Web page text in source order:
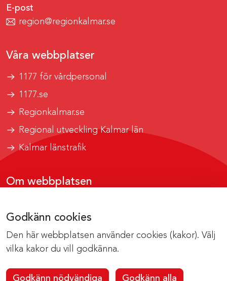
Godkänn cookies
Den här webbplatsen använder cookies (kakor). Välj
vilka kakor du vill godkänna.
Godkänn nödvändiga Godkänn alla
E-post
region@regionkalmar.se
Våra webbplatser
1177 för vårdpersonal
1177.se
Regionkalmar.se
Regional utveckling Kalmar län
Kalmar länstrafik
Om webbplatsen
Om cookies
Kontakta webbredaktionen